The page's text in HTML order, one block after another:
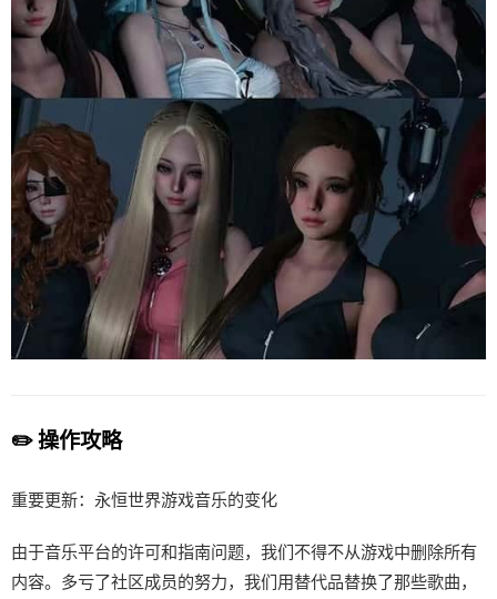
✏️ 操作攻略
重要更新：永恒世界游戏音乐的变化
由于音乐平台的许可和指南问题，我们不得不从游戏中删除所有
内容。多亏了社区成员的努力，我们用替代品替换了那些歌曲，